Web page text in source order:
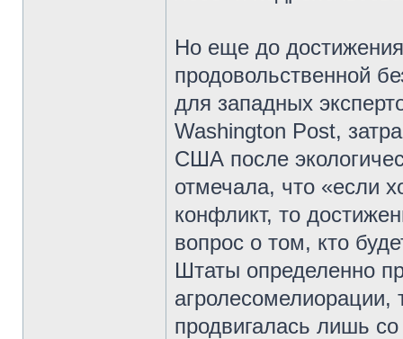
Но еще до
продовольственной
для западных
Washington Post,
США после
отмечала, что «если
конфликт, то
вопрос о том, кто
Штаты определенно
агролесомелиорации,
продвигалась лишь